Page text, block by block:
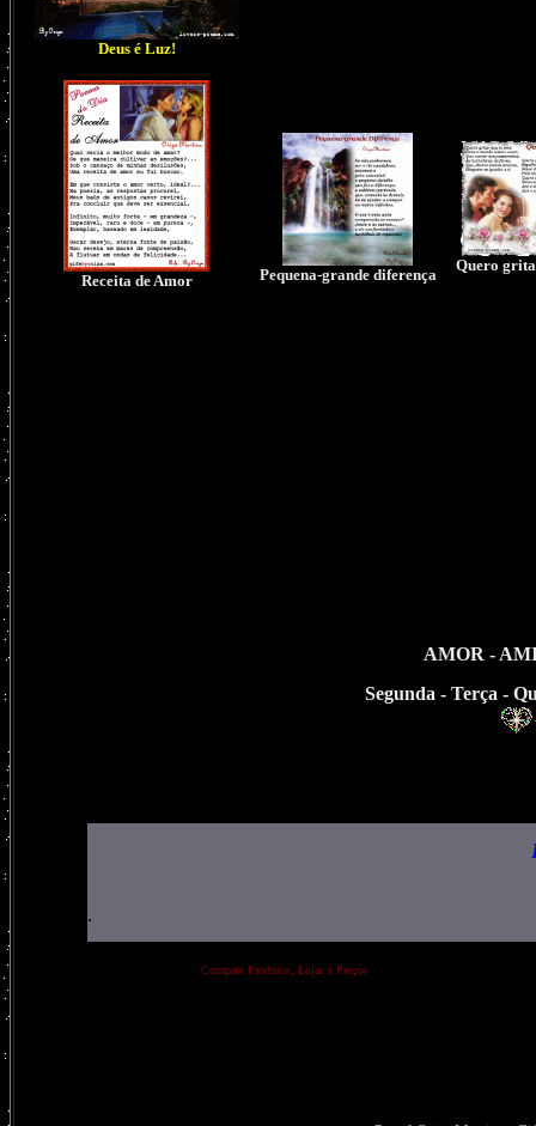
Deus é Luz!
Receita de Amor Pequena-grande diferença
Quero
AMOR -
Segunda - Terça -
.
Compare Produtos, Lojas e Preços